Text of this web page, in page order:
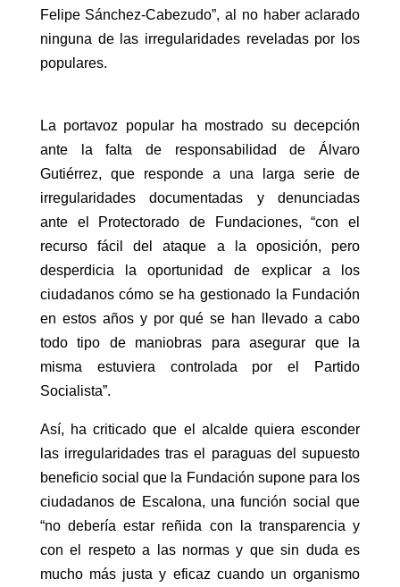
Felipe Sánchez-Cabezudo”, al no haber aclarado
ninguna de las irregularidades reveladas por los
populares.
La portavoz popular ha mostrado su decepción
ante la falta de responsabilidad de Álvaro
Gutiérrez, que responde a una larga serie de
irregularidades documentadas y denunciadas
ante el Protectorado de Fundaciones, “con el
recurso fácil del ataque a la oposición, pero
desperdicia la oportunidad de explicar a los
ciudadanos cómo se ha gestionado la Fundación
en estos años y por qué se han llevado a cabo
todo tipo de maniobras para asegurar que la
misma estuviera controlada por el Partido
Socialista”.
Así, ha criticado que el alcalde quiera esconder
las irregularidades tras el paraguas del supuesto
beneficio social que la Fundación supone para los
ciudadanos de Escalona, una función social que
“no debería estar reñida con la transparencia y
con el respeto a las normas y que sin duda es
mucho más justa y eficaz cuando un organismo